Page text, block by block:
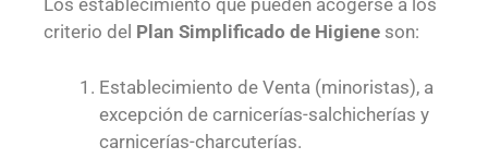
Los establecimiento que pueden acogerse a los
criterio del Plan Simplificado de Higiene son:
Establecimiento de Venta (minoristas), a
excepción de carnicerías-salchicherías y
carnicerías-charcuterías.